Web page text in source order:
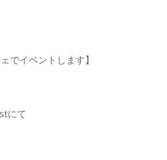
でイベントします】
にて